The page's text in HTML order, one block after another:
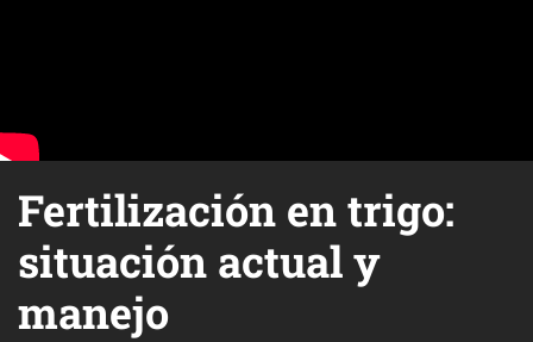
Fertilización en trigo:
situación actual y
manejo